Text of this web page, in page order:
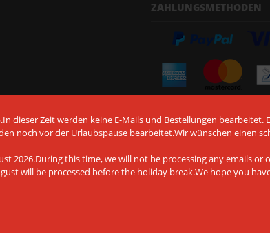
dieser Zeit werden keine E-Mails und Bestellungen
noch vor der Urlaubspause bearbeitet.Wir wünschen einen
2026.During this time, we will not be processing any emails
will be processed before the holiday break.We hope you
ZAHLUNGSMETHODEN